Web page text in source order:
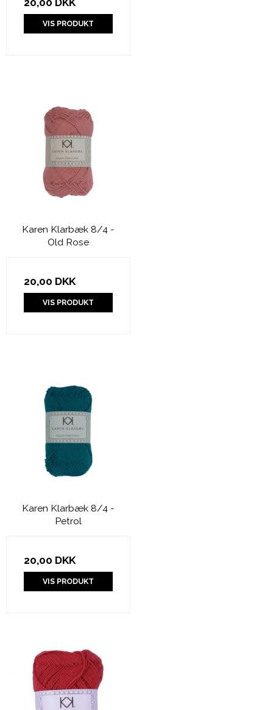
VIS PRODUKT
Karen Klarbæk 8/4 -
Old Rose
20,00 DKK
VIS PRODUKT
Karen Klarbæk 8/4 -
Petrol
20,00 DKK
VIS PRODUKT